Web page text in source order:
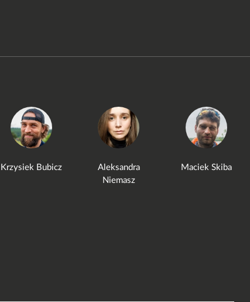
Krzysiek Bubicz
Aleksandra
Niemasz
Maciek Skiba